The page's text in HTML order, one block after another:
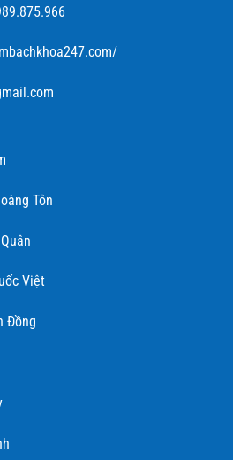
Tôn
Việt
Đồng